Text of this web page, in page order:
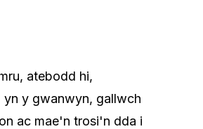
atebodd hi,
yn y gwanwyn, gallwch
ac mae'n trosi'n dda i